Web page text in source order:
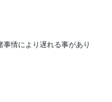
情により遅れる事があり